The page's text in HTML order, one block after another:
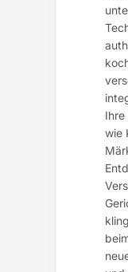
Ihre
wie